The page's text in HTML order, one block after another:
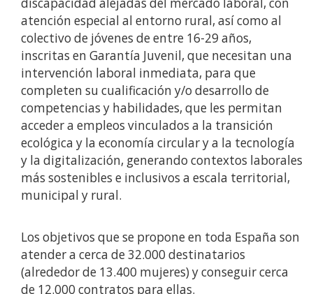
discapacidad alejadas del mercado laboral, con
atención especial al entorno rural, así como al
colectivo de jóvenes de entre 16-29 años,
inscritas en Garantía Juvenil, que necesitan una
intervención laboral inmediata, para que
completen su cualificación y/o desarrollo de
competencias y habilidades, que les permitan
acceder a empleos vinculados a la transición
ecológica y la economía circular y a la tecnología
y la digitalización, generando contextos laborales
más sostenibles e inclusivos a escala territorial,
municipal y rural.
Los objetivos que se propone en toda España son
atender a cerca de 32.000 destinatarios
(alrededor de 13.400 mujeres) y conseguir cerca
de 12.000 contratos para ellas.